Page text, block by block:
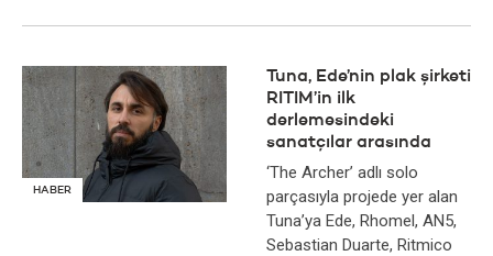
HABER
Tuna, Ede’nin plak şirketi
RITIM’in ilk
derlemesindeki
sanatçılar arasında
‘The Archer’ adlı solo
parçasıyla projede yer alan
Tuna’ya Ede, Rhomel, AN5,
Sebastian Duarte, Ritmico